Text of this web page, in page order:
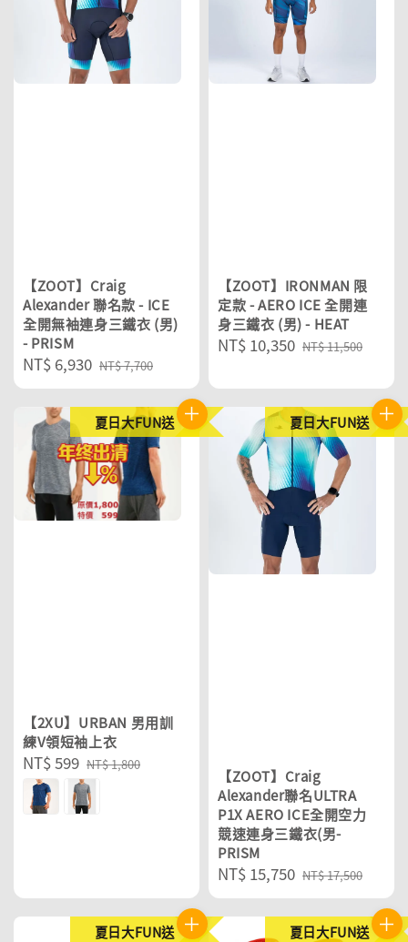
【ZOOT】Craig
Alexander 聯名款 - ICE
全開無袖連身三鐵衣 (男)
- PRISM
Sale
price
NT$ 6,930 Regular
price
NT$ 7,700
【ZOOT】IRONMAN 限
定款 - AERO ICE 全開連
身三鐵衣 (男) - HEAT
Sale
NT$ 10,350 Regular
NT$ 11,500
夏日大FUN送
【2XU】URBAN 男用訓
練V領短袖上衣
Sale
price
NT$ 599 Regular
price
NT$ 1,800
夏日大FUN送
【ZOOT】Craig
Alexander聯名ULTRA
P1X AERO ICE全開空力
競速連身三鐵衣(男-
PRISM
Sale
price
NT$ 15,750 Regular
price
NT$ 17,500
夏日大FUN送 夏日大FUN送